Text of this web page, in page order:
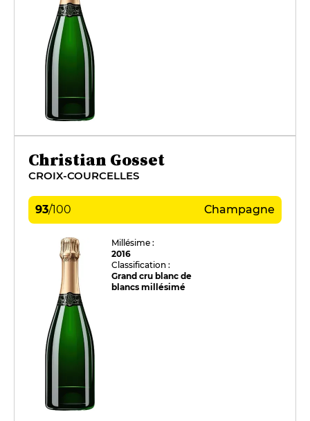
Christian Gosset
CROIX-COURCELLES
93/100 Champagne
Millésime :
2016
Classification :
Grand cru blanc de
blancs millésimé